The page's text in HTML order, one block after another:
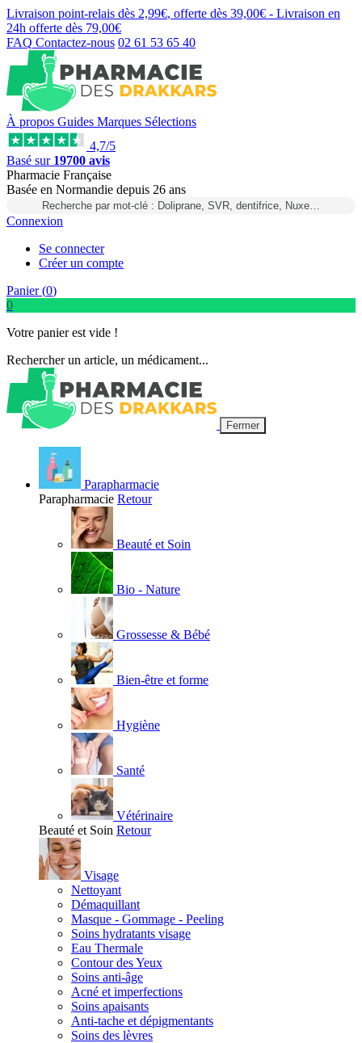
Livraison point-relais dès 2,99€, offerte dès 39,00€ - Livraison en
24h offerte dès 79,00€
FAQ Contactez-nous 02 61 53 65 40
À propos Guides Marques Sélections
4,7/5
Basé sur 19700 avis
Pharmacie Française
Basée en Normandie depuis 26 ans
Recherche par mot-clé : Doliprane, SVR, dentifrice, Nuxe…
Connexion
Se connecter
Créer un compte
Panier (0)
0
Votre panier est vide !
Rechercher un article, un médicament...
Fermer
Parapharmacie
Parapharmacie Retour
Beauté et Soin
Bio - Nature
Grossesse & Bébé
Bien-être et forme
Hygiène
Santé
Vétérinaire
Beauté et Soin Retour
Visage
Nettoyant
Démaquillant
Masque - Gommage - Peeling
Soins hydratants visage
Eau Thermale
Contour des Yeux
Soins anti-âge
Acné et imperfections
Soins apaisants
Anti-tache et dépigmentants
Soins des lèvres